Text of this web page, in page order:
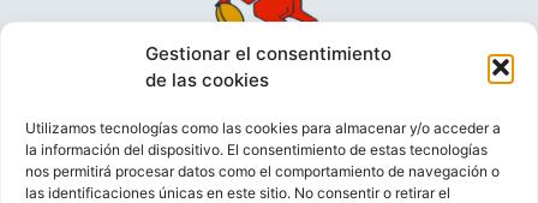
Gestionar el consentimiento
de las cookies
Utilizamos tecnologías como las cookies para almacenar y/o acceder a
la información del dispositivo. El consentimiento de estas tecnologías
nos permitirá procesar datos como el comportamiento de navegación o
las identificaciones únicas en este sitio. No consentir o retirar el